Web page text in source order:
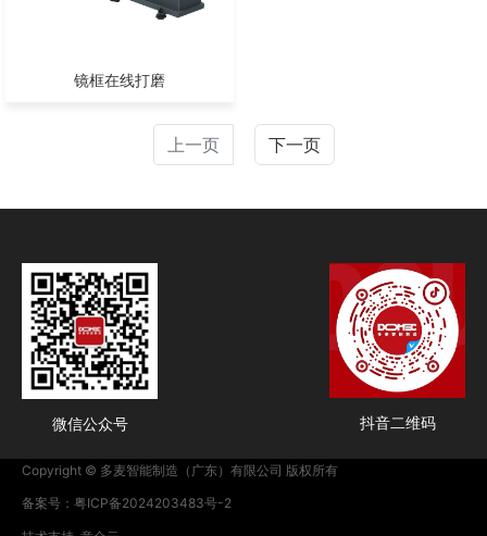
镜框在线打磨
上一页 下一页
微信公众号 抖音二维码
Copyright © 多麦智能制造（广东）有限公司 版权所有
备案号：粤ICP备2024203483号-2